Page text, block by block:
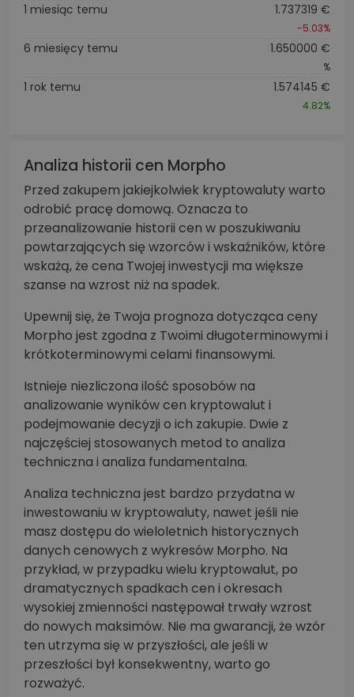
1 miesiąc temu 1.737319 €
-5.03%
6 miesięcy temu 1.650000 €
%
1 rok temu 1.574145 €
4.82%
Analiza historii cen Morpho
Przed zakupem jakiejkolwiek kryptowaluty warto
odrobić pracę domową. Oznacza to
przeanalizowanie historii cen w poszukiwaniu
powtarzających się wzorców i wskaźników, które
wskażą, że cena Twojej inwestycji ma większe
szanse na wzrost niż na spadek.
Upewnij się, że Twoja prognoza dotycząca ceny
Morpho jest zgodna z Twoimi długoterminowymi i
krótkoterminowymi celami finansowymi.
Istnieje niezliczona ilość sposobów na
analizowanie wyników cen kryptowalut i
podejmowanie decyzji o ich zakupie. Dwie z
najczęściej stosowanych metod to analiza
techniczna i analiza fundamentalna.
Analiza techniczna jest bardzo przydatna w
inwestowaniu w kryptowaluty, nawet jeśli nie
masz dostępu do wieloletnich historycznych
danych cenowych z wykresów Morpho. Na
przykład, w przypadku wielu kryptowalut, po
dramatycznych spadkach cen i okresach
wysokiej zmienności następował trwały wzrost
do nowych maksimów. Nie ma gwarancji, że wzór
ten utrzyma się w przyszłości, ale jeśli w
przeszłości był konsekwentny, warto go
rozważyć.